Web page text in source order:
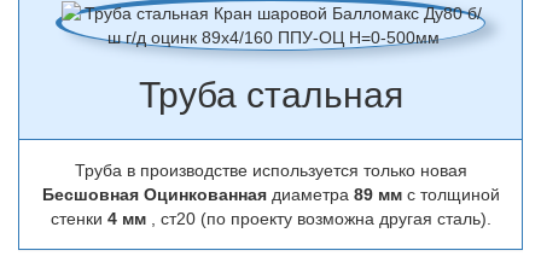
Труба стальная
Труба в производстве используется только новая
Бесшовная Оцинкованная диаметра 89 ммс толщиной
стенки 4 мм, ст20 (по проекту возможна другая сталь).